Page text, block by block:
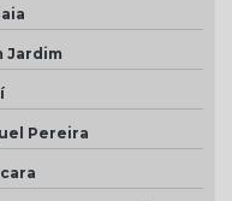
Jardim
Pereira